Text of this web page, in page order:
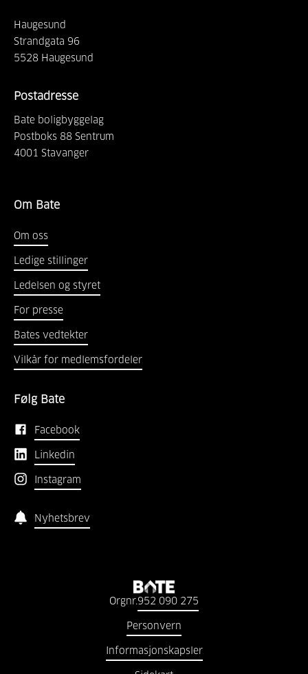
Haugesund
Strandgata 96
5528 Haugesund
Postadresse
Bate boligbyggelag
Postboks 88 Sentrum
4001 Stavanger
Om Bate
Om oss
Ledige stillinger
Ledelsen og styret
For presse
Bates vedtekter
Vilkår for medlemsfordeler
Følg Bate
Facebook
Linkedin
Instagram
Nyhetsbrev
Orgnr.952 090 275
Personvern
Informasjonskapsler